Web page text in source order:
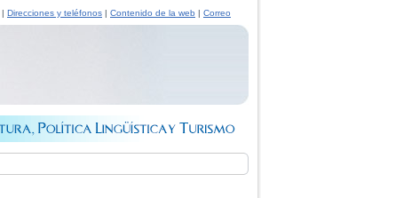
| Direcciones y teléfonos | Contenido de la web | Correo